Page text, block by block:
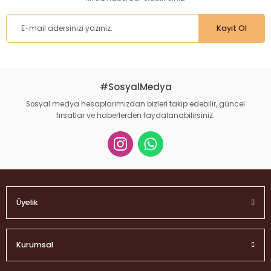
Kayıt Ol
#SosyalMedya
Sosyal medya hesaplarımızdan bizleri takip edebilir, güncel
fırsatlar ve haberlerden faydalanabilirsiniz.
Üyelik
Kurumsal